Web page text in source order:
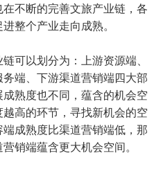
不断的完善文旅产业链，各
整个产业走向成熟。
可以划分为：上游资源端、
端、下游渠道营销端四大部
熟度也不同，蕴含的机会空
高的环节，寻找新机会的空
成熟度比渠道营销端低，那
销端蕴含更大机会空间。